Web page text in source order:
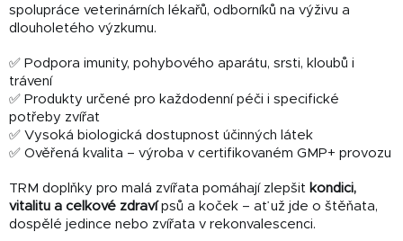
spolupráce veterinárních lékařů, odborníků na výživu a
dlouholetého výzkumu.
✅ Podpora imunity, pohybového aparátu, srsti, kloubů i
trávení
✅ Produkty určené pro každodenní péči i specifické
potřeby zvířat
✅ Vysoká biologická dostupnost účinných látek
✅ Ověřená kvalita – výroba v certifikovaném GMP+ provozu
TRM doplňky pro malá zvířata pomáhají zlepšit kondici,
vitalitu a celkové zdravípsů a koček – ať už jde o štěňata,
dospělé jedince nebo zvířata v rekonvalescenci.